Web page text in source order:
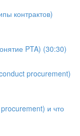
контрактов)
PTA) (30:30)
procurement)
и что